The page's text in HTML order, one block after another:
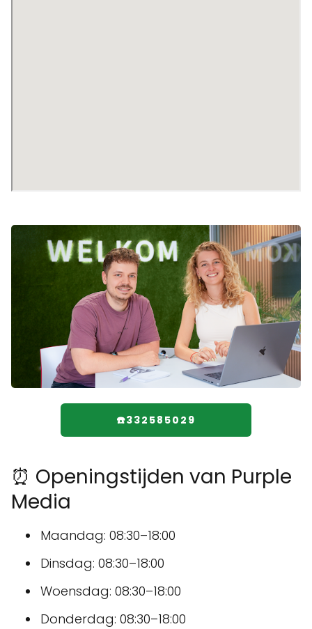
☎️332585029
⏰ Openingstijden van Purple
Media
Maandag: 08:30–18:00
Dinsdag: 08:30–18:00
Woensdag: 08:30–18:00
Donderdag: 08:30–18:00